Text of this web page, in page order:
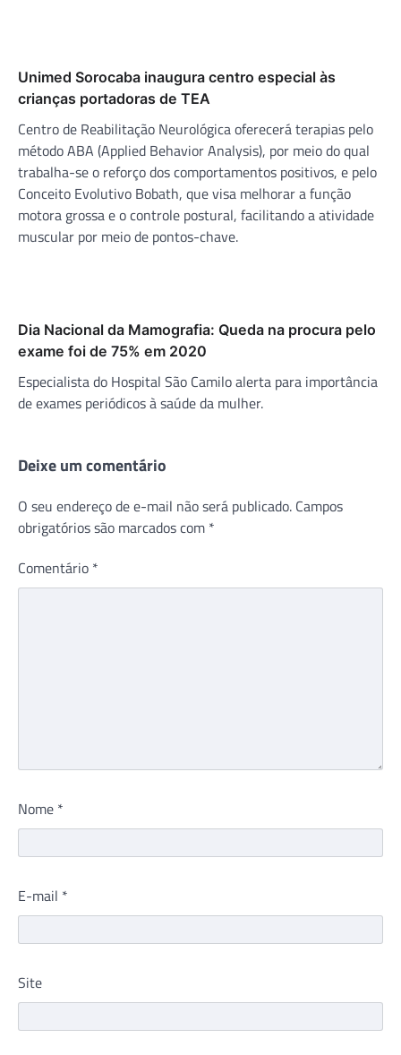
Unimed Sorocaba inaugura centro especial às
crianças portadoras de TEA
Centro de Reabilitação Neurológica oferecerá terapias pelo
método ABA (Applied Behavior Analysis), por meio do qual
trabalha-se o reforço dos comportamentos positivos, e pelo
Conceito Evolutivo Bobath, que visa melhorar a função
motora grossa e o controle postural, facilitando a atividade
muscular por meio de pontos-chave.
Dia Nacional da Mamografia: Queda na procura pelo
exame foi de 75% em 2020
Especialista do Hospital São Camilo alerta para importância
de exames periódicos à saúde da mulher.
Deixe um comentário
O seu endereço de e-mail não será publicado. Campos
obrigatórios são marcados com *
Comentário *
Nome *
E-mail *
Site